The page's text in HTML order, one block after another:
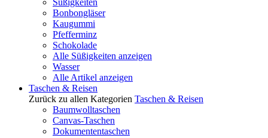
Süßigkeiten
Bonbongläser
Kaugummi
Pfefferminz
Schokolade
Alle Süßigkeiten anzeigen
Wasser
Alle Artikel anzeigen
Taschen & Reisen
Zurück zu allen Kategorien Taschen & Reisen
Baumwolltaschen
Canvas-Taschen
Dokumententaschen